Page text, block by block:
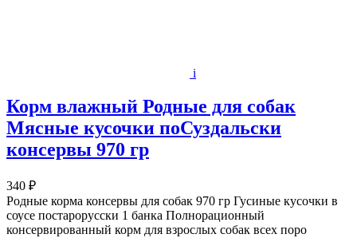
i
Корм влажный Родные для собак
Мясные кусочки поСуздальски
консервы 970 гр
340 ₽
Родные корма консервы для собак 970 гр Гусиные кусочки в
соусе постарорусски 1 банка Полнорационный
консервированный корм для взрослых собак всех поро